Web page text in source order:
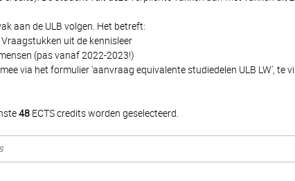
aan de ULB volgen. Het betreft:
uit de kennisleer
(pas vanaf 2022-2023!)
via het formulier 'aanvraag equivalente studiedelen ULB LW',
48 ECTS credits worden geselecteerd.